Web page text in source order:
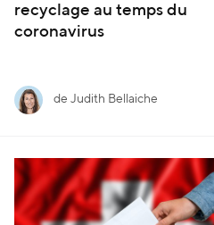
recyclage au temps du
coronavirus
de Judith Bellaiche